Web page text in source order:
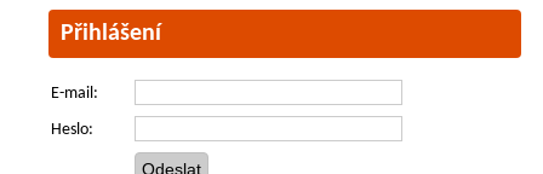
Přihlášení
E-mail:
Heslo: